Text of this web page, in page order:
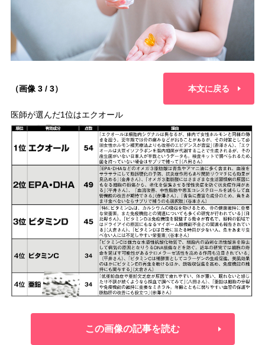
（画像 3 / 3） 本文に戻る
医師が選んだ1位はエクオール
この画像の記事を読む